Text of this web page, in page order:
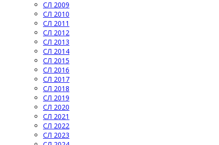
СЛ 2009
СЛ 2010
СЛ 2011
СЛ 2012
СЛ 2013
СЛ 2014
СЛ 2015
СЛ 2016
СЛ 2017
СЛ 2018
СЛ 2019
СЛ 2020
СЛ 2021
СЛ 2022
СЛ 2023